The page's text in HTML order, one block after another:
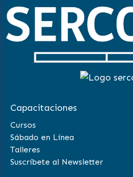
Capacitaciones
Cursos
Sábado en Línea
Talleres
Suscríbete al Newsletter